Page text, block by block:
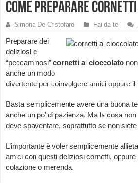
Come preparare
Simona De Cristofaro Fai da te
Preparare dei
deliziosi e
“peccaminosi”cornetti al cioccolato
anche un modo
divertente per coinvolgere amici oppure il
Basta semplicemente avere una buona
anche un po’ di pazienza. Ma la cosa non
deve spaventare, soprattutto se non
L’importante è voler semplicemente
amici con questi deliziosi cornetti,
colazione o merenda.